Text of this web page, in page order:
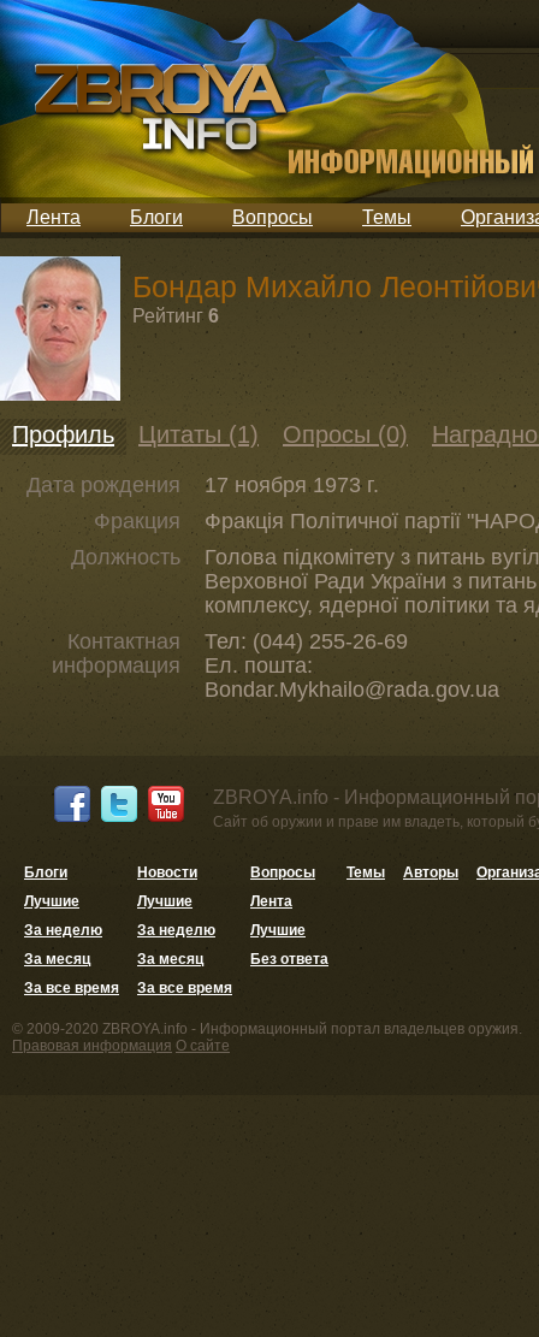
Лента Блоги Вопросы Темы
Бондар Михайло
Рейтинг 6
Профиль Цитаты (1) Опросы (0)
Дата рождения
17 ноября 1973 г.
Фракция
Фракція Політичної партії
Должность
Голова підкомітету з питань
Верховної Ради України з
комплексу, ядерної політики та
Контактная
информация
Тел: (044) 255-26-69
Ел. пошта:
Bondar.Mykhailo@rada.gov.ua
ZBROYA.info - Информационный
Сайт об оружии и праве им владеть, который
Блоги
Лучшие
За неделю
За месяц
За все время
Новости
Лучшие
За неделю
За месяц
За все время
Вопросы
Лента
Лучшие
Без ответа
Темы Авторы
© 2009-2020 ZBROYA.info - Информационный портал владельцев оружия.
Правовая информация О сайте